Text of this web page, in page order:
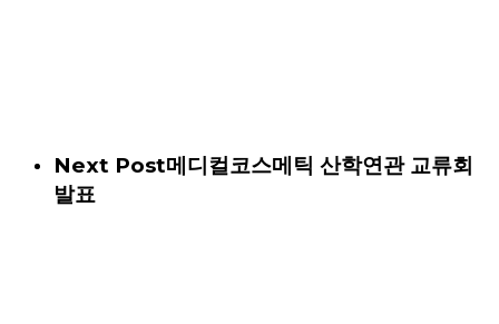
Next Post메디컬코스메틱 산학연관 교류회
발표